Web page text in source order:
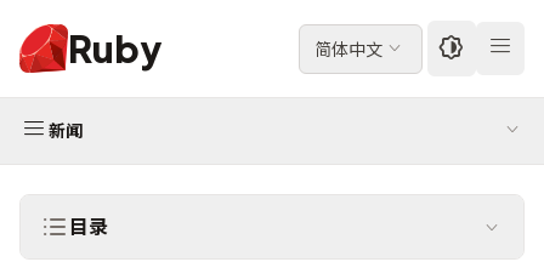
Ruby 简体中文
新闻
目录